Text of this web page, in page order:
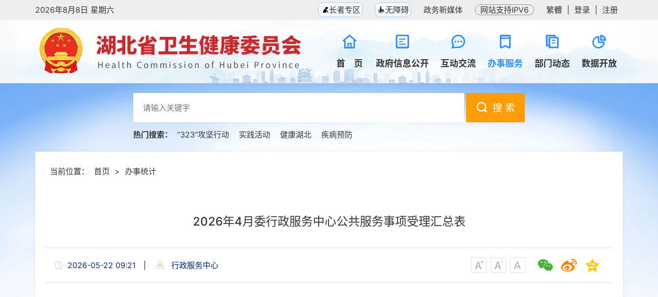
2026年8月8日 星期六 长者专区 无障碍 政务新媒体 网站支持IPV6 繁體 登录 注册
首 页 政府信息公开 互动交流 办事服务 部门动态 数据开放
搜 索
热门搜索： “323”攻坚行动 实践活动 健康湖北 疾病预防
当前位置： 首页 > 办事统计
2026年4月委行政服务中心公共服务事项受理汇总表
2026-05-22 09:21 行政服务中心